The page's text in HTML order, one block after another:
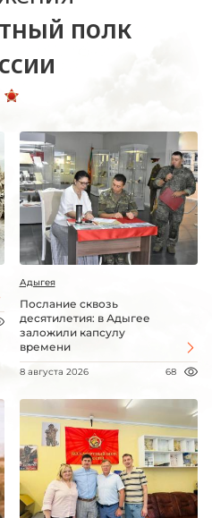
полк
Адыгея
Послание сквозь
десятилетия: в Адыгее
заложили капсулу
времени
8 августа 2026 68